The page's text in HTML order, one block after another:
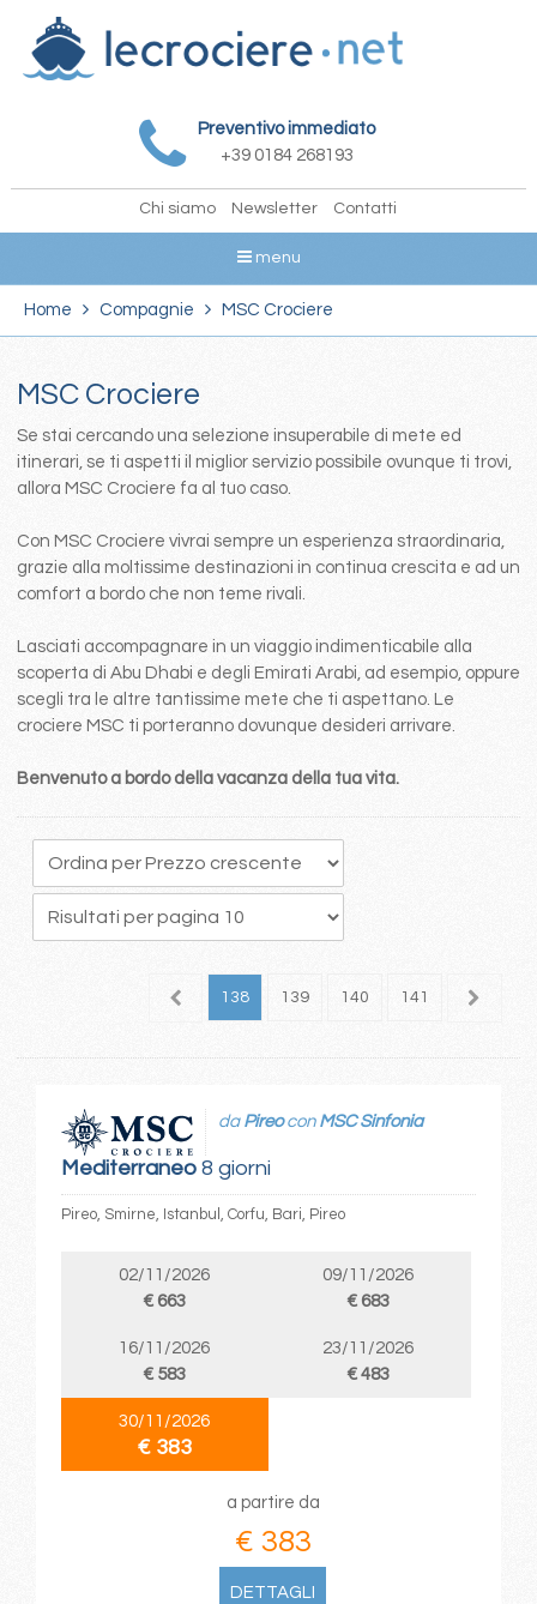
Preventivo immediato
+39 0184 268193
Chi siamo Newsletter Contatti
menu
Home Compagnie MSC Crociere
MSC Crociere
Se stai cercando una selezione insuperabile di mete ed
itinerari, se ti aspetti il miglior servizio possibile ovunque ti trovi,
allora MSC Crociere fa al tuo caso.
Con MSC Crociere vivrai sempre un esperienza straordinaria,
grazie alla moltissime destinazioni in continua crescita e ad un
comfort a bordo che non teme rivali.
Lasciati accompagnare in un viaggio indimenticabile alla
scoperta di Abu Dhabi e degli Emirati Arabi, ad esempio, oppure
scegli tra le altre tantissime mete che ti aspettano. Le
crociere MSC ti porteranno dovunque desideri arrivare.
Benvenuto a bordo della vacanza della tua vita.
137 138 139 140 141 142
Mediterraneo8 giorni
da Pireocon MSC Sinfonia
Pireo, Smirne, Istanbul, Corfu, Bari, Pireo
02/11/2026
€ 663
09/11/2026
€ 683
16/11/2026
€ 583
23/11/2026
€ 483
30/11/2026
€ 383
a partire da
€ 383
DETTAGLI